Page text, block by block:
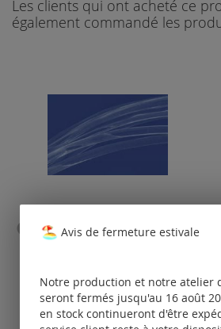
Les clients qui ont acheté ce
également commandé les
disponibles
uniquement
pour les clients
enregistrés.
Avis de fermeture estivale
Notre production et notre atelier
seront fermés jusqu'au 16 août
en stock continueront d'être